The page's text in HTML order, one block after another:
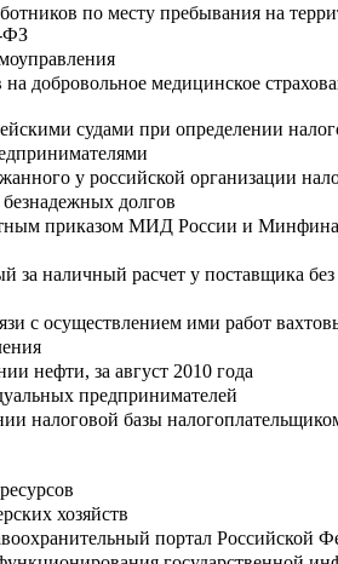
по месту пребывания на
ФЗ
добровольное медицинское
судами при определении
у российской организации
долгов
приказом МИД России и Минфина
за наличный расчет у поставщика без
с осуществлением ими работ
нефти, за август 2010 года
предпринимателей
налоговой базы
хозяйств
портал Российской